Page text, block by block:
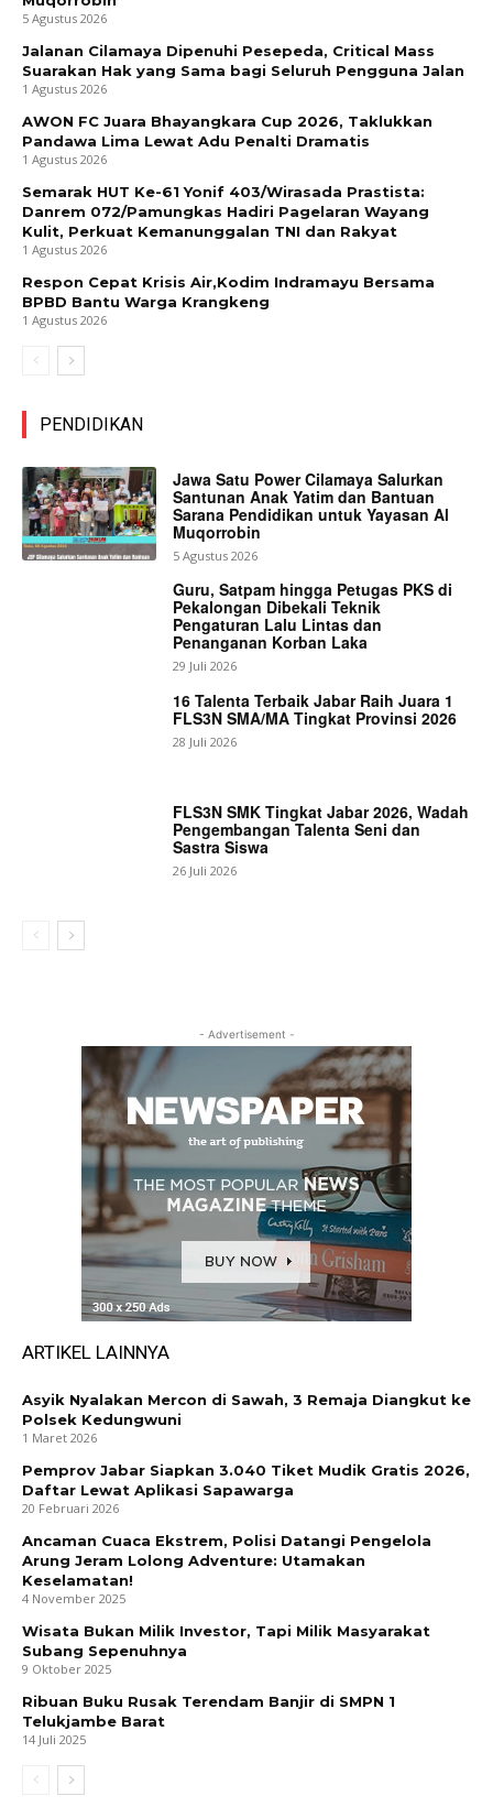
5 Agustus 2026
Jalanan Cilamaya Dipenuhi Pesepeda, Critical Mass
Suarakan Hak yang Sama bagi Seluruh Pengguna Jalan
1 Agustus 2026
AWON FC Juara Bhayangkara Cup 2026, Taklukkan
Pandawa Lima Lewat Adu Penalti Dramatis
1 Agustus 2026
Semarak HUT Ke-61 Yonif 403/Wirasada Prastista:
Danrem 072/Pamungkas Hadiri Pagelaran Wayang
Kulit, Perkuat Kemanunggalan TNI dan Rakyat
1 Agustus 2026
Respon Cepat Krisis Air,Kodim Indramayu Bersama
BPBD Bantu Warga Krangkeng
1 Agustus 2026
PENDIDIKAN
Jawa Satu Power Cilamaya Salurkan
Santunan Anak Yatim dan Bantuan
Sarana Pendidikan untuk Yayasan Al
Muqorrobin
5 Agustus 2026
Guru, Satpam hingga Petugas PKS di
Pekalongan Dibekali Teknik
Pengaturan Lalu Lintas dan
Penanganan Korban Laka
29 Juli 2026
16 Talenta Terbaik Jabar Raih Juara 1
FLS3N SMA/MA Tingkat Provinsi 2026
28 Juli 2026
FLS3N SMK Tingkat Jabar 2026, Wadah
Pengembangan Talenta Seni dan
Sastra Siswa
26 Juli 2026
- Advertisement -
ARTIKEL LAINNYA
Asyik Nyalakan Mercon di Sawah, 3 Remaja Diangkut ke
Polsek Kedungwuni
1 Maret 2026
Pemprov Jabar Siapkan 3.040 Tiket Mudik Gratis 2026,
Daftar Lewat Aplikasi Sapawarga
20 Februari 2026
Ancaman Cuaca Ekstrem, Polisi Datangi Pengelola
Arung Jeram Lolong Adventure: Utamakan
Keselamatan!
4 November 2025
Wisata Bukan Milik Investor, Tapi Milik Masyarakat
Subang Sepenuhnya
9 Oktober 2025
Ribuan Buku Rusak Terendam Banjir di SMPN 1
Telukjambe Barat
14 Juli 2025